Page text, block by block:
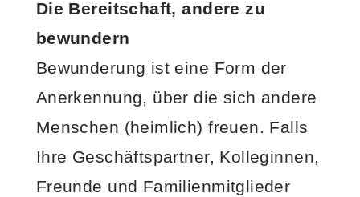
Die Bereitschaft, andere zu
bewundern
Bewunderung ist eine Form der
Anerkennung, über die sich andere
Menschen (heimlich) freuen. Falls
Ihre Geschäftspartner, Kolleginnen,
Freunde und Familienmitglieder